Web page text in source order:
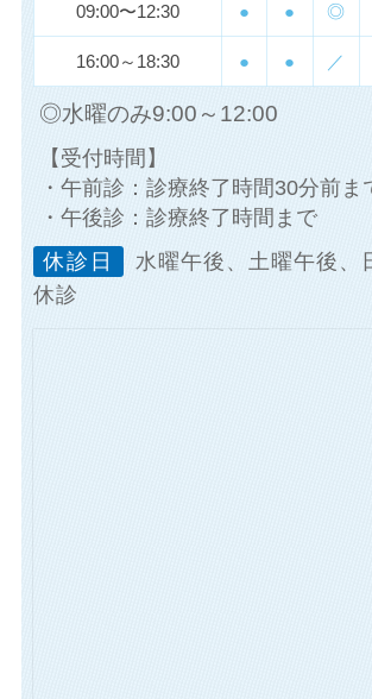
09:00〜12:30 ● ● ◎
16:00～18:30 ● ● ／
◎水曜のみ9:00～12:00
【受付時間】
・午前診：診療終了時間30分前ま
・午後診：診療終了時間まで
休診日
水曜午後、土曜午後、
休診